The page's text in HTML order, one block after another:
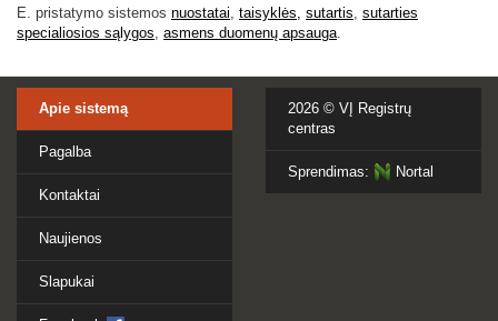
E. pristatymo sistemos nuostatai, taisyklės, sutartis, sutarties
specialiosios sąlygos, asmens duomenų apsauga.
Apie sistemą
Pagalba
Kontaktai
Naujienos
Slapukai
2026 © VĮ Registrų
centras
Sprendimas: Nortal